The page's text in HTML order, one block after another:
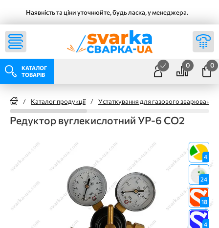
Наявність та ціни уточнюйте, будь ласка, у менеджера.
КАТАЛОГ
ТОВАРІВ
0 0
/ Каталог продукції / Устаткування для газового зварювання
Редуктор вуглекислотний УР-6 CO2
4
24
18
4